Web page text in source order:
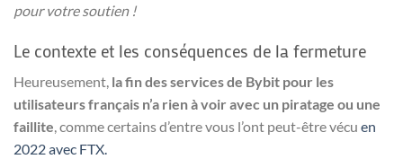
pour votre soutien !
Le contexte et les conséquences de la fermeture
Heureusement, la fin des services de Bybit pour les
utilisateurs français n’a rien à voir avec un piratage ou une
faillite, comme certains d’entre vous l’ont peut-être vécu en
2022 avec FTX.